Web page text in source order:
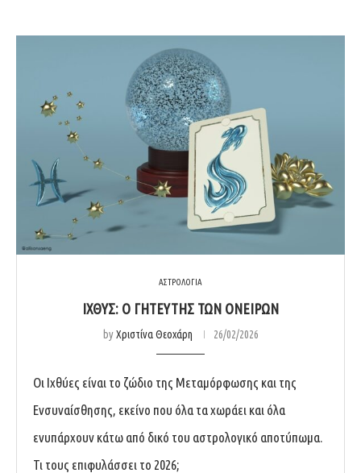
ΑΣΤΡΟΛΟΓΙΑ
ΙΧΘΎΣ: Ο ΓΗΤΕΥΤΉΣ ΤΩΝ ΟΝΕΊΡΩΝ
byΧριστίνα Θεοχάρη 26/02/2026
Oι Ιχθύες είναι το ζώδιο της Μεταμόρφωσης και της
Ενσυναίσθησης, εκείνο που όλα τα χωράει και όλα
ενυπάρχουν κάτω από δικό του αστρολογικό αποτύπωμα.
Τι τους επιφυλάσσει το 2026;